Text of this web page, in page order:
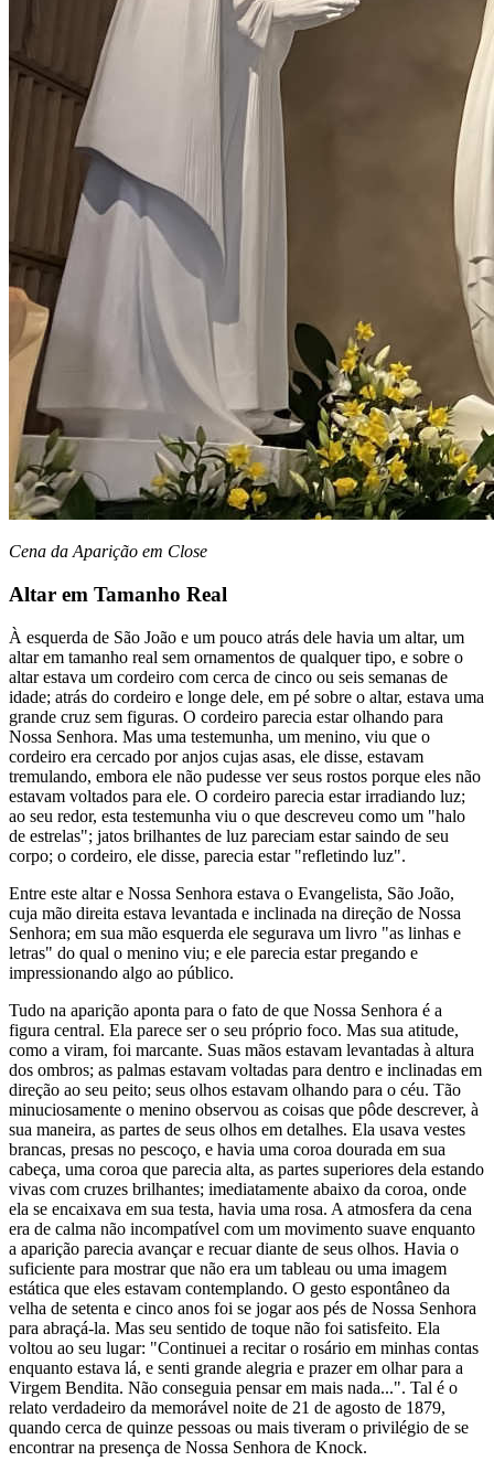
Cena da Aparição em Close
Altar em Tamanho Real
À esquerda de São João e um pouco atrás dele havia um altar, um
altar em tamanho real sem ornamentos de qualquer tipo, e sobre o
altar estava um cordeiro com cerca de cinco ou seis semanas de
idade; atrás do cordeiro e longe dele, em pé sobre o altar, estava uma
grande cruz sem figuras. O cordeiro parecia estar olhando para
Nossa Senhora. Mas uma testemunha, um menino, viu que o
cordeiro era cercado por anjos cujas asas, ele disse, estavam
tremulando, embora ele não pudesse ver seus rostos porque eles não
estavam voltados para ele. O cordeiro parecia estar irradiando luz;
ao seu redor, esta testemunha viu o que descreveu como um "halo
de estrelas"; jatos brilhantes de luz pareciam estar saindo de seu
corpo; o cordeiro, ele disse, parecia estar "refletindo luz".
Entre este altar e Nossa Senhora estava o Evangelista, São João,
cuja mão direita estava levantada e inclinada na direção de Nossa
Senhora; em sua mão esquerda ele segurava um livro "as linhas e
letras" do qual o menino viu; e ele parecia estar pregando e
impressionando algo ao público.
Tudo na aparição aponta para o fato de que Nossa Senhora é a
figura central. Ela parece ser o seu próprio foco. Mas sua atitude,
como a viram, foi marcante. Suas mãos estavam levantadas à altura
dos ombros; as palmas estavam voltadas para dentro e inclinadas em
direção ao seu peito; seus olhos estavam olhando para o céu. Tão
minuciosamente o menino observou as coisas que pôde descrever, à
sua maneira, as partes de seus olhos em detalhes. Ela usava vestes
brancas, presas no pescoço, e havia uma coroa dourada em sua
cabeça, uma coroa que parecia alta, as partes superiores dela estando
vivas com cruzes brilhantes; imediatamente abaixo da coroa, onde
ela se encaixava em sua testa, havia uma rosa. A atmosfera da cena
era de calma não incompatível com um movimento suave enquanto
a aparição parecia avançar e recuar diante de seus olhos. Havia o
suficiente para mostrar que não era um tableau ou uma imagem
estática que eles estavam contemplando. O gesto espontâneo da
velha de setenta e cinco anos foi se jogar aos pés de Nossa Senhora
para abraçá-la. Mas seu sentido de toque não foi satisfeito. Ela
voltou ao seu lugar: "Continuei a recitar o rosário em minhas contas
enquanto estava lá, e senti grande alegria e prazer em olhar para a
Virgem Bendita. Não conseguia pensar em mais nada...". Tal é o
relato verdadeiro da memorável noite de 21 de agosto de 1879,
quando cerca de quinze pessoas ou mais tiveram o privilégio de se
encontrar na presença de Nossa Senhora de Knock.